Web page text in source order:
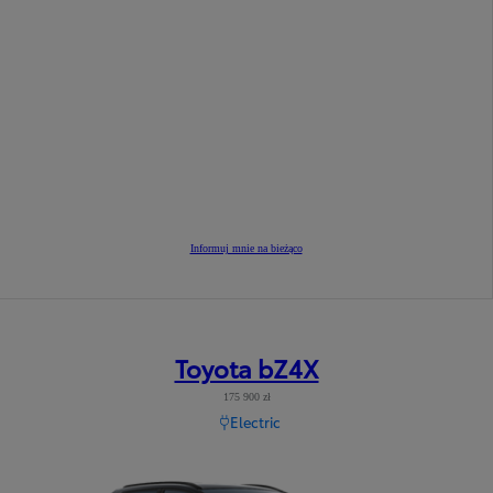
Informuj mnie na bieżąco
Toyota bZ4X
175 900 zł
Electric